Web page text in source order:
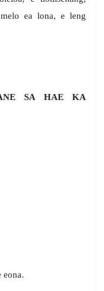
ea lona, e leng
SA HAE KA
eona.